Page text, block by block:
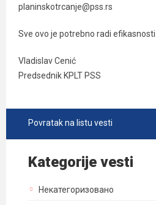
planinskotrcanje@pss.rs
Sve ovo je potrebno radi efikasnosti.
Vladislav Cenić
Predsednik KPLT PSS
Povratak na listu vesti
Kategorije vesti
Некатегоризовано